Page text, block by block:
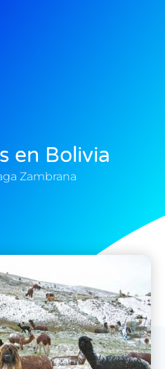
en Bolivia
Zambrana